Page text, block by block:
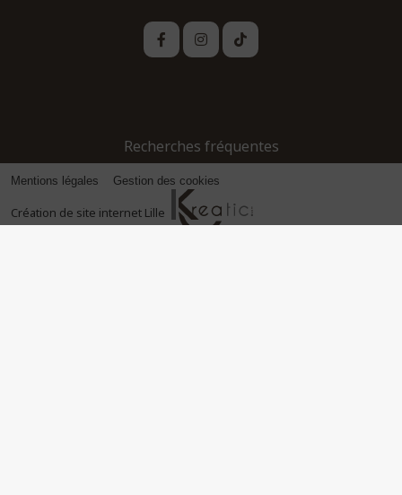
Recherches fréquentes
Mentions légales Gestion des cookies
Création de site internet Lille